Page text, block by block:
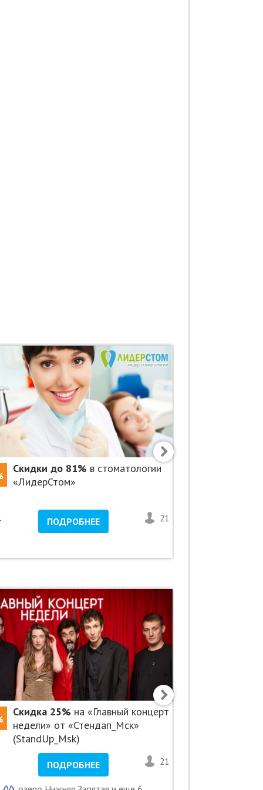
Скидки до 81% в стоматологии
«ЛидерСтом»
ПОДРОБНЕЕ 21
Скидка 25% на «Главный концерт
недели» от «Стендап_Мск»
(StandUp_Msk)
ПОДРОБНЕЕ 21